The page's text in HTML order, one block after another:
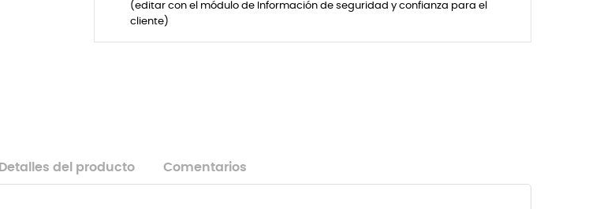
(editar con el módulo de Información de seguridad y confianza para el
cliente)
Detalles del producto Comentarios